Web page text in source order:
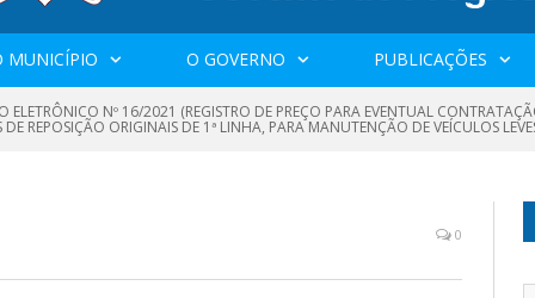
MUNICÍPIO O GOVERNO PUBLICAÇÕES
ELETRÔNICO Nº 16/2021 (REGISTRO DE PREÇO PARA EVENTUAL
REPOSIÇÃO ORIGINAIS DE 1ª LINHA, PARA MANUTENÇÃO DE VEÍCULOS
0